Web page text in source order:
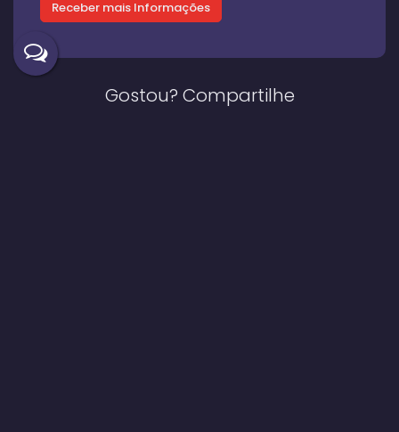
Gostou? Compartilhe